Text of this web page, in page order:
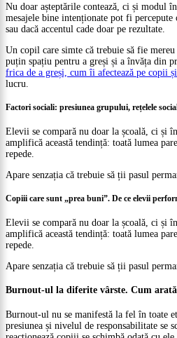
Nu doar așteptările contează, ci și modul
mesajele bine intenționate pot fi percepute
sau dacă accentul cade doar pe rezultate.
Un copil care simte că trebuie să fie
puțin spațiu pentru a greși și a învăța din
frica de a greși, cum îi afectează pe copii
lucru.
Factori sociali: presiunea grupului, rețelele
Elevii se compară nu doar la școală, ci și
amplifică această tendință: toată lumea
repede.
Apare senzația că trebuie să ții pasul
Copiii care sunt „prea buni”. De ce elevii
Elevii se compară nu doar la școală, ci și
amplifică această tendință: toată lumea
repede.
Apare senzația că trebuie să ții pasul
Burnout-ul la diferite vârste. Cum
Burnout-ul nu se manifestă la fel în toate
presiunea și nivelul de responsabilitate se